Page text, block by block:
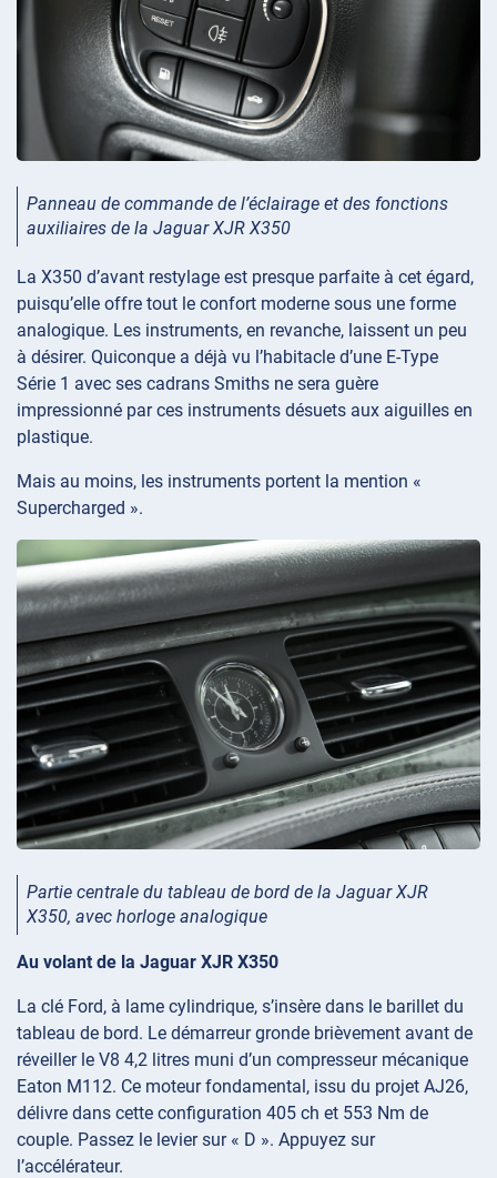
Panneau de commande de l’éclairage et des fonctions
auxiliaires de la Jaguar XJR X350
La X350 d’avant restylage est presque parfaite à cet égard,
puisqu’elle offre tout le confort moderne sous une forme
analogique. Les instruments, en revanche, laissent un peu
à désirer. Quiconque a déjà vu l’habitacle d’une E-Type
Série 1 avec ses cadrans Smiths ne sera guère
impressionné par ces instruments désuets aux aiguilles en
plastique.
Mais au moins, les instruments portent la mention «
Supercharged ».
Partie centrale du tableau de bord de la Jaguar XJR
X350, avec horloge analogique
Au volant de la Jaguar XJR X350
La clé Ford, à lame cylindrique, s’insère dans le barillet du
tableau de bord. Le démarreur gronde brièvement avant de
réveiller le V8 4,2 litres muni d’un compresseur mécanique
Eaton M112. Ce moteur fondamental, issu du projet AJ26,
délivre dans cette configuration 405 ch et 553 Nm de
couple. Passez le levier sur « D ». Appuyez sur
l’accélérateur.